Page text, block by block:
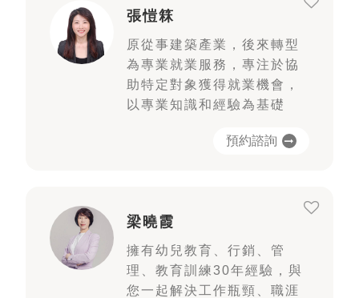
張愷箖
原從事建築產業，後來轉型
為專業就業服務，專注於協
助特定對象獲得就業機會，
以專業知識和經驗為基礎
預約諮詢
梁曉霞
擁有幼兒教育、行銷、管
理、教育訓練30年經驗，與
您一起解決工作瓶頸、職涯